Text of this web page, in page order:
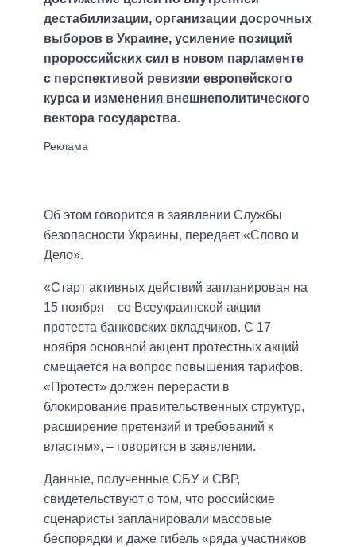
дестабилизации, организации досрочных
выборов в Украине, усиление позиций
пророссийских сил в новом парламенте
с перспективой ревизии европейского
курса и изменения внешнеполитического
вектора государства.
Об этом говорится в заявлении Службы
безопасности Украины, передает «Слово и
Дело».
«Старт активных действий запланирован на
15 ноября – со Всеукраинской акции
протеста банковских вкладчиков. С 17
ноября основной акцент протестных акций
смещается на вопрос повышения тарифов.
«Протест» должен перерасти в
блокирование правительственных структур,
расширение претензий и требований к
властям», – говорится в заявлении.
Данные, полученные СБУ и СВР,
свидетельствуют о том, что российские
сценаристы запланировали массовые
беспорядки и даже гибель «ряда участников